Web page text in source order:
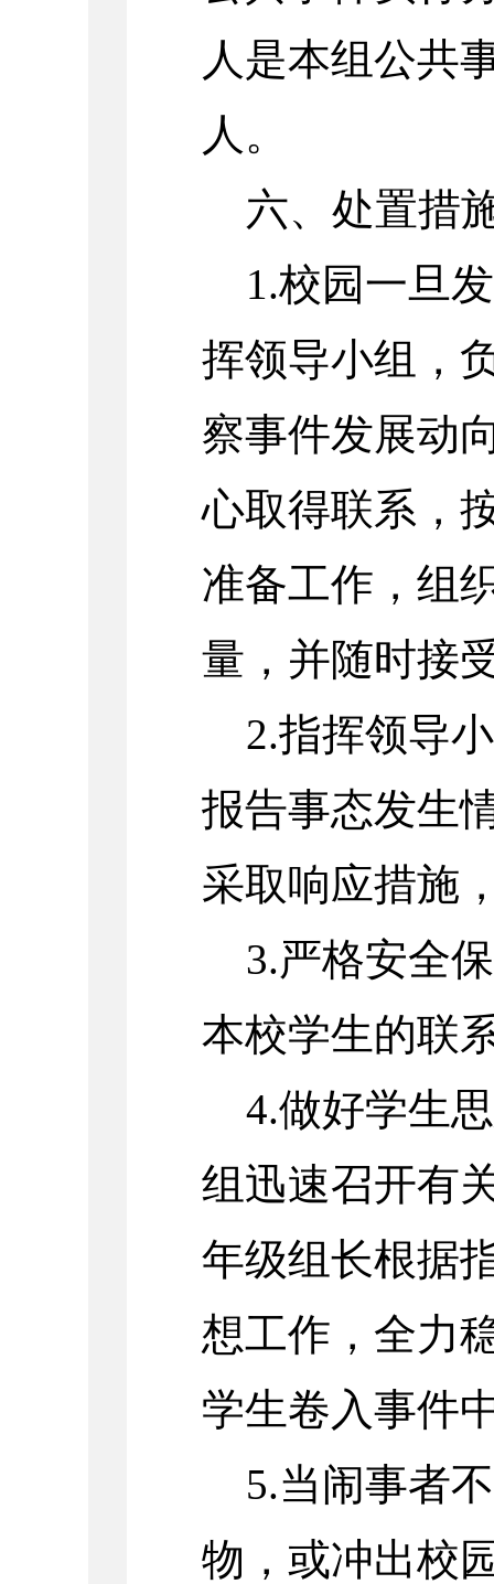
人是本组公共
人。
六、处置措
1.校园一旦
挥领导小组，
察事件发展动
心取得联系，
准备工作，组
量，并随时接
2.指挥领导
报告事态发生
采取响应措施
3.严格安全
本校学生的联
4.做好学生
组迅速召开有
年级组长根据
想工作，全力
学生卷入事件
5.当闹事者
物，或冲出校